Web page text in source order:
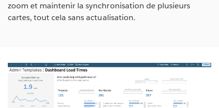
zoom et maintenir la synchronisation de plusieurs
cartes, tout cela sans actualisation.